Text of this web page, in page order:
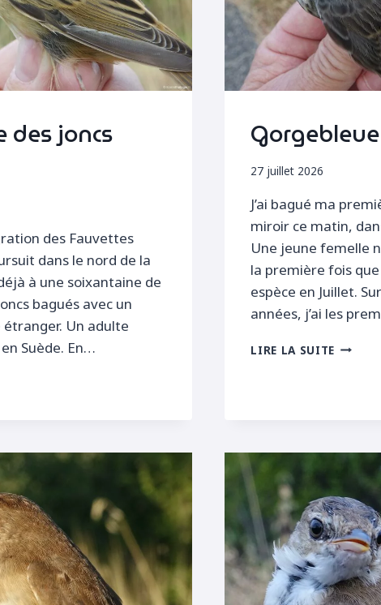
des joncs
des Fauvettes
dans le nord de la
à une soixantaine de
bagués avec un
Un adulte
Suède. En…
27 juillet 2026
J’ai bagué ma
miroir ce matin,
Une jeune femelle
la première fois
espèce en Juillet.
années, j’ai les
LIRE LA SUITE